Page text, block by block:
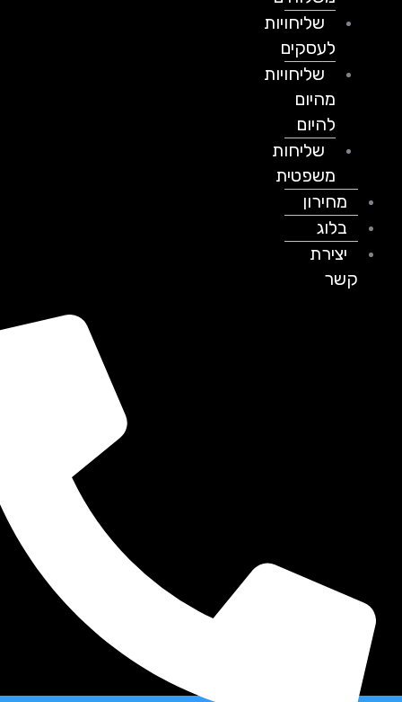
שליחויות
לעסקים
שליחויות
מהיום
להיום
שליחות
משפטית
מחירון
בלוג
יצירת
קשר